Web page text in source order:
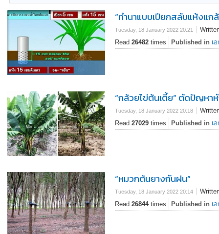
“ทำนาแบบเปียกสลับแห้งแก
Tuesday, 18 January 2022 20:21
Read 26482 times Published in เ
“กล้วยไข่ต้นเตี้ย” ตัดปัญหา
Tuesday, 18 January 2022 20:18
Read 27029 times Published in เ
“หมวกต้นยางกันฝน”
Tuesday, 18 January 2022 20:14
Read 26844times Published in เ